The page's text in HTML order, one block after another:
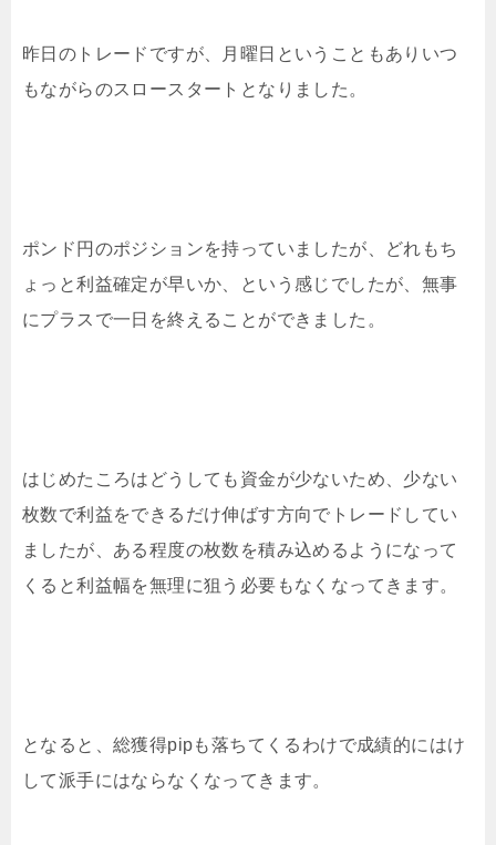
昨日のトレードですが、月曜日ということもありいつ
もながらのスロースタートとなりました。
ポンド円のポジションを持っていましたが、どれもち
ょっと利益確定が早いか、という感じでしたが、無事
にプラスで一日を終えることができました。
はじめたころはどうしても資金が少ないため、少ない
枚数で利益をできるだけ伸ばす方向でトレードしてい
ましたが、ある程度の枚数を積み込めるようになって
くると利益幅を無理に狙う必要もなくなってきます。
となると、総獲得pipも落ちてくるわけで成績的にはけ
して派手にはならなくなってきます。